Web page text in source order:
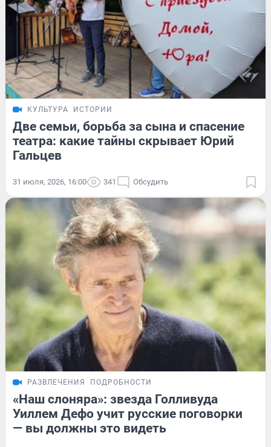
КУЛЬТУРА ИСТОРИИ
Две семьи, борьба за сына и спасение
театра: какие тайны скрывает Юрий
Гальцев
31 июля, 2026, 16:00 341 Обсудить
РАЗВЛЕЧЕНИЯ ПОДРОБНОСТИ
«Наш слоняра»: звезда Голливуда
Уиллем Дефо учит русские поговорки
— вы должны это видеть